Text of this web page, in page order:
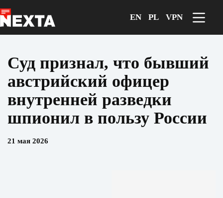
к
сути
EN PL VPN
Суд признал, что бывший
австрийский офицер
внутренней разведки
шпионил в пользу России
21 мая 2026